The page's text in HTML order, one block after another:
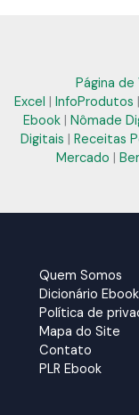
Página de
Excel
InfoProdutos
Ebook Nômade
Digitais
Receitas
Mercado
Quem Somos
Dicionário Ebook
Política de
Mapa do Site
Contato
PLR Ebook